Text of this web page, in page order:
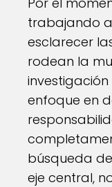
trabajando
esclarecer
rodean la
investigación
enfoque en
búsqueda
eje central,